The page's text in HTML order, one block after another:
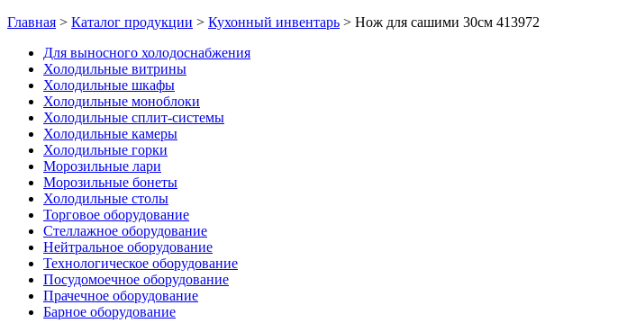
Главная > Каталог продукции > Кухонный инвентарь > Нож для сашими 30см 413972
Для выносного холодоснабжения
Холодильные витрины
Холодильные шкафы
Холодильные моноблоки
Холодильные сплит-системы
Холодильные камеры
Холодильные горки
Морозильные лари
Морозильные бонеты
Холодильные столы
Торговое оборудование
Стеллажное оборудование
Нейтральное оборудование
Технологическое оборудование
Посудомоечное оборудование
Прачечное оборудование
Барное оборудование